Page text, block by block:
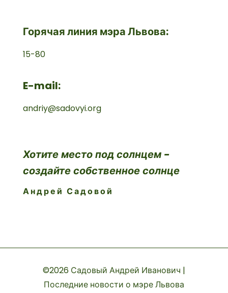
Горячая линия мэра Львова:
15-80
E-mail:
andriy@sadovyi.org
Хотите место под солнцем -
создайте собственное солнце
Андрей Садовой
©2026 Садовый Андрей Иванович |
Последние новости о мэре Львова